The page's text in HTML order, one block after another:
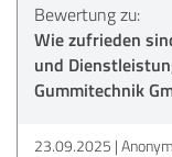
Bewertung zu:
Wie zufrieden
und
Gummitechnik
23.09.2025 Anonym